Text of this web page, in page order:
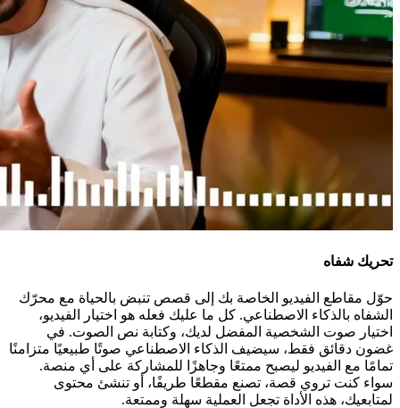
تحريك شفاه
حوّل مقاطع الفيديو الخاصة بك إلى قصص تنبض بالحياة مع محرّك
الشفاه بالذكاء الاصطناعي. كل ما عليك فعله هو اختيار الفيديو،
اختيار صوت الشخصية المفضل لديك، وكتابة نص الصوت. في
غضون دقائق فقط، سيضيف الذكاء الاصطناعي صوتًا طبيعيًا متزامنًا
تمامًا مع الفيديو ليصبح ممتعًا وجاهزًا للمشاركة على أي منصة.
سواء كنت تروي قصة، تصنع مقطعًا طريفًا، أو تنشئ محتوى
لمتابعيك، هذه الأداة تجعل العملية سهلة وممتعة.